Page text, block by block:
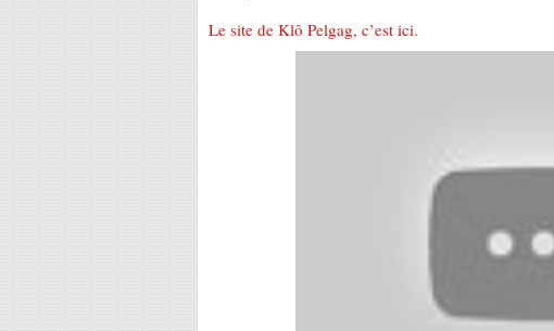
Le site de Klô Pelgag, c’est ici.